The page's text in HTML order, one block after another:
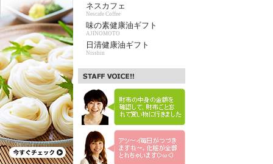
ネスカフェ
Nescafe Coffee
味の素健康油ギフト
AJINOMOTO
日清健康油ギフト
Nisshin